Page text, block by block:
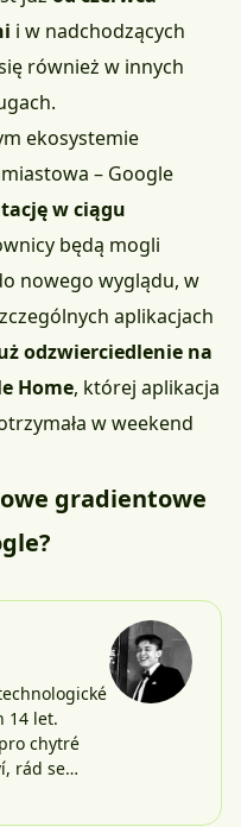
i w nadchodzących
również w innych
ekosystemie
– Google
w ciągu
będą mogli
nowego wyglądu, w
aplikacjach
odzwierciedlenie na
Home, której aplikacja
w weekend
gradientowe
14 let.
chytré
rád se…